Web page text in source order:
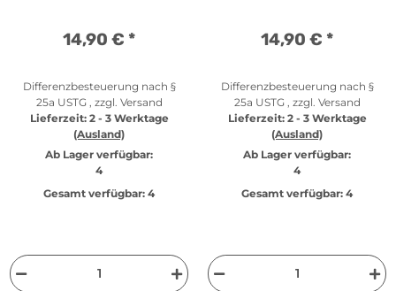
14,90 € *
Differenzbesteuerung nach §
25a USTG , zzgl. Versand
Lieferzeit: 2 - 3 Werktage
(Ausland)
Ab Lager verfügbar:
4
Gesamt verfügbar: 4
14,90 € *
Differenzbesteuerung nach §
25a USTG , zzgl. Versand
Lieferzeit: 2 - 3 Werktage
(Ausland)
Ab Lager verfügbar:
4
Gesamt verfügbar: 4